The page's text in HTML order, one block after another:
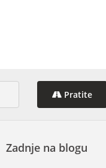
Pratite
Zadnje na blogu